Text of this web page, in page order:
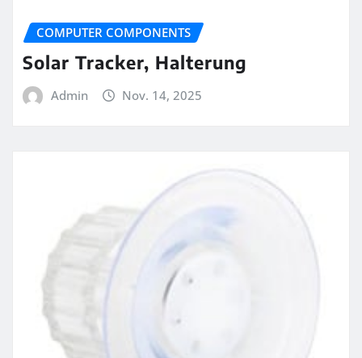
COMPUTER COMPONENTS
Solar Tracker, Halterung
Admin Nov. 14, 2025